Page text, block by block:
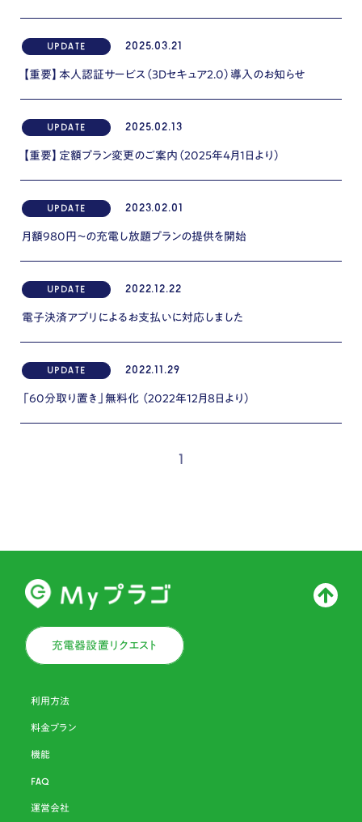
UPDATE 2025.03.21
【重要】本人認証サービス（3Dセキュア2.0）導入のお知らせ
UPDATE 2025.02.13
【重要】定額プラン変更のご案内（2025年4月1日より）
UPDATE 2023.02.01
月額980円～の充電し放題プランの提供を開始
UPDATE 2022.12.22
電子決済アプリによるお支払いに対応しました
UPDATE 2022.11.29
「60分取り置き」無料化 （2022年12月8日より）
1
充電器設置リクエスト
利用方法
料金プラン
機能
FAQ
運営会社